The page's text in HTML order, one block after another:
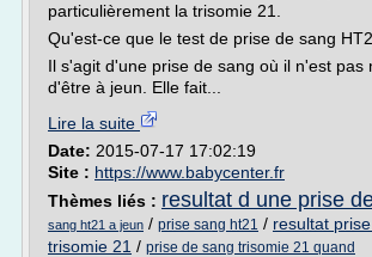
particulièrement la trisomie 21.
Qu'est-ce que le test de prise de sang
Il s'agit d'une prise de sang où il n'est pas
d'être à jeun. Elle fait...
Lire la suite
Date: 2015-07-17 17:02:19
Site : https://www.babycenter.fr
Thèmes liés : resultat d une prise
sang ht21 a jeun / prise sang ht21 / resultat
trisomie 21 / prise de sang trisomie 21 quand